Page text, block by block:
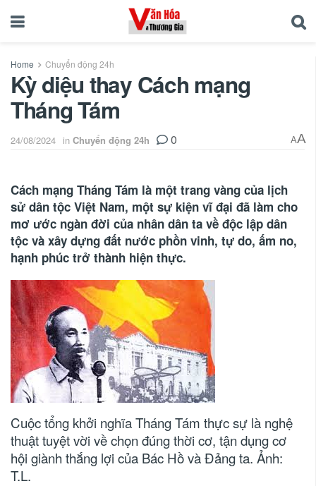
Home Chuyển động 24h
Kỳ diệu thay Cách mạng
Tháng Tám
24/08/2024 in Chuyển động 24h 0 AA
Cách mạng Tháng Tám là một trang vàng của lịch
sử dân tộc Việt Nam, một sự kiện vĩ đại đã làm cho
mơ ước ngàn đời của nhân dân ta về độc lập dân
tộc và xây dựng đất nước phồn vinh, tự do, ấm no,
hạnh phúc trở thành hiện thực.
Cuộc tổng khởi nghĩa Tháng Tám thực sự là nghệ
thuật tuyệt vời về chọn đúng thời cơ, tận dụng cơ
hội giành thắng lợi của Bác Hồ và Đảng ta. Ảnh:
T.L.